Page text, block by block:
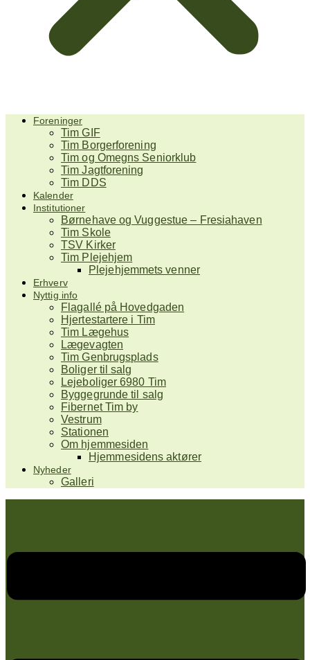
Foreninger
Tim GIF
Tim Borgerforening
Tim og Omegns Seniorklub
Tim Jagtforening
Tim DDS
Kalender
Institutioner
Børnehave og Vuggestue – Fresiahaven
Tim Skole
TSV Kirker
Tim Plejehjem
Plejehjemmets venner
Erhverv
Nyttig info
Flagallé på Hovedgaden
Hjertestartere i Tim
Tim Lægehus
Lægevagten
Tim Genbrugsplads
Boliger til salg
Lejeboliger 6980 Tim
Byggegrunde til salg
Fibernet Tim by
Vestrum
Stationen
Om hjemmesiden
Hjemmesidens aktører
Nyheder
Galleri